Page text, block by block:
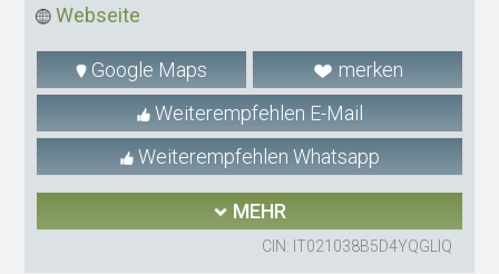
Webseite
Google Maps
merken
Weiterempfehlen E-Mail
Weiterempfehlen Whatsapp
MEHR
CIN: IT021038B5D4YQGLIQ